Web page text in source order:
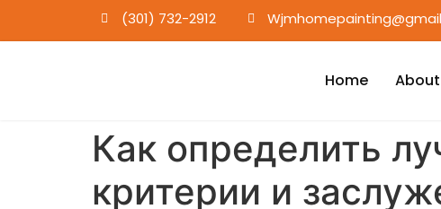
(301) 732-2912
Home About
Как определить
критерии и